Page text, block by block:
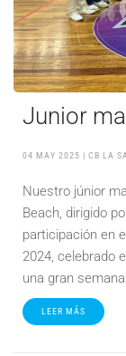
Junior
04 MAY 2025 | CB LA
Nuestro júnior
Beach, dirigido
participación en
2024, celebrado
una gran
LEER MÁS